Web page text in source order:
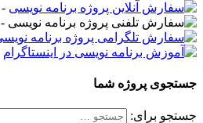
-
-
جستجوی پروژه شما
جستجو برای: